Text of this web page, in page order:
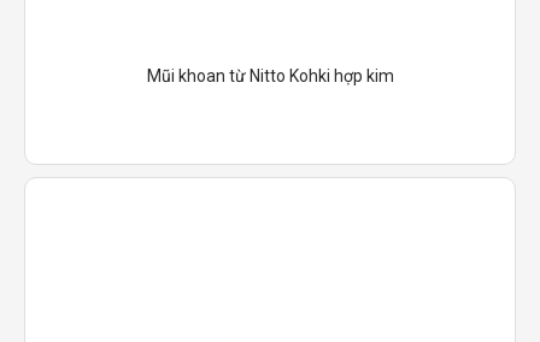
Mũi khoan từ Nitto Kohki hợp kim